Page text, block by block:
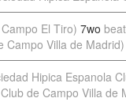
El Tiro) 7wo beat
Campo Villa de Madrid)
Hipica Espanola
de Campo Villa de